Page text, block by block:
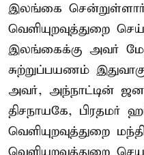
இலங்கை
வெளியுறவுத்துறை
இலங்கைக்கு அவர்
சுற்றுப்பயணம்
அவர், அந்நாட்டின்
திசநாயகே, பிரதமர்
வெளியுறவுத்துறை